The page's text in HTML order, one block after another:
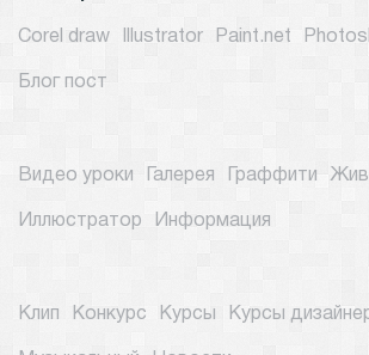
Corel draw Illustrator Paint.net
Блог пост
Видео уроки Галерея Граффити
Иллюстратор Информация
Клип Конкурс Курсы Курсы